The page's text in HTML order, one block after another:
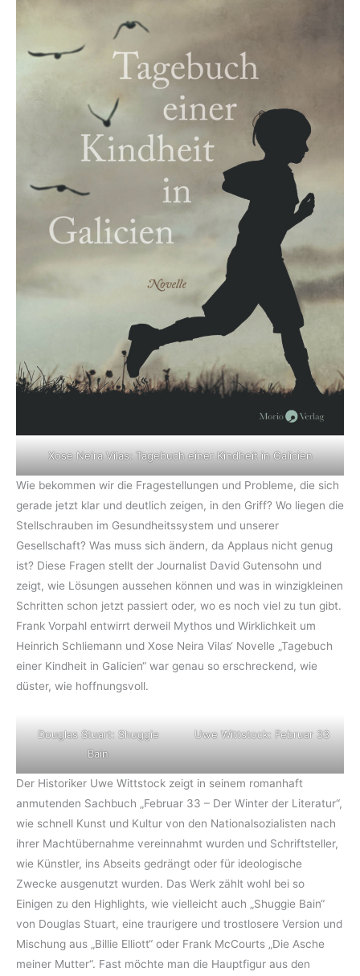
Xose Neira Vilas: Tagebuch einer Kindheit in Galicien
Wie bekommen wir die Fragestellungen und Probleme, die sich
gerade jetzt klar und deutlich zeigen, in den Griff? Wo liegen die
Stellschrauben im Gesundheitssystem und unserer
Gesellschaft? Was muss sich ändern, da Applaus nicht genug
ist? Diese Fragen stellt der Journalist David Gutensohn und
zeigt, wie Lösungen aussehen können und was in winzigkleinen
Schritten schon jetzt passiert oder, wo es noch viel zu tun gibt.
Frank Vorpahl entwirrt derweil Mythos und Wirklichkeit um
Heinrich Schliemann und Xose Neira Vilas‘ Novelle „Tagebuch
einer Kindheit in Galicien“ war genau so erschreckend, wie
düster, wie hoffnungsvoll.
Douglas Stuart: Shuggie
Bain
Uwe Wittstock: Februar 33
Der Historiker Uwe Wittstock zeigt in seinem romanhaft
anmutenden Sachbuch „Februar 33 – Der Winter der Literatur“,
wie schnell Kunst und Kultur von den Nationalsozialisten nach
ihrer Machtübernahme vereinnahmt wurden und Schriftsteller,
wie Künstler, ins Abseits gedrängt oder für ideologische
Zwecke ausgenutzt wurden. Das Werk zählt wohl bei so
Einigen zu den Highlights, wie vielleicht auch „Shuggie Bain“
von Douglas Stuart, eine traurigere und trostlosere Version und
Mischung aus „Billie Elliott“ oder Frank McCourts „Die Asche
meiner Mutter“. Fast möchte man die Hauptfigur aus den